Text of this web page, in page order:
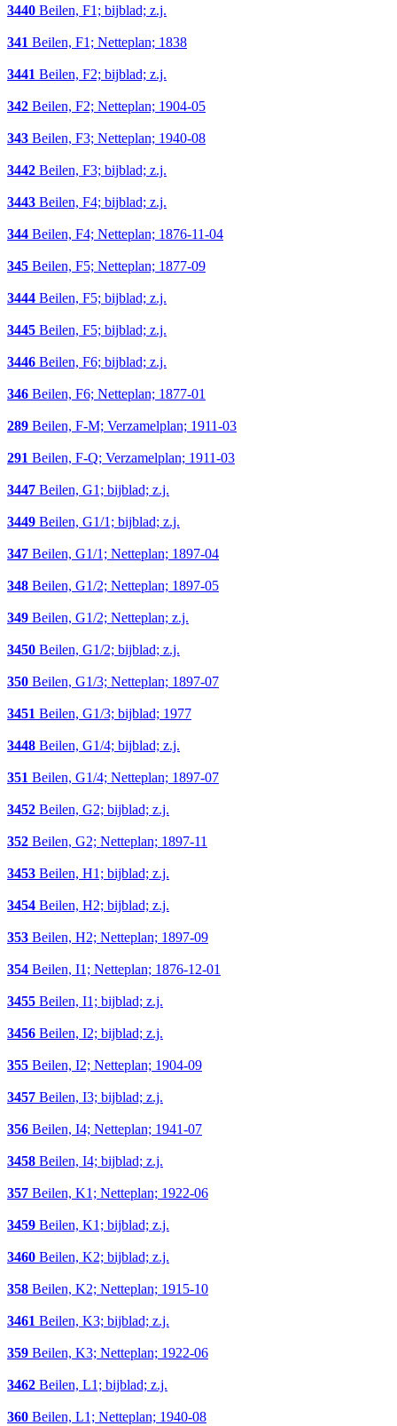
3440 Beilen, F1; bijblad; z.j.
341 Beilen, F1; Netteplan; 1838
3441 Beilen, F2; bijblad; z.j.
342 Beilen, F2; Netteplan; 1904-05
343 Beilen, F3; Netteplan; 1940-08
3442 Beilen, F3; bijblad; z.j.
3443 Beilen, F4; bijblad; z.j.
344 Beilen, F4; Netteplan; 1876-11-04
345 Beilen, F5; Netteplan; 1877-09
3444 Beilen, F5; bijblad; z.j.
3445 Beilen, F5; bijblad; z.j.
3446 Beilen, F6; bijblad; z.j.
346 Beilen, F6; Netteplan; 1877-01
289 Beilen, F-M; Verzamelplan; 1911-03
291 Beilen, F-Q; Verzamelplan; 1911-03
3447 Beilen, G1; bijblad; z.j.
3449 Beilen, G1/1; bijblad; z.j.
347 Beilen, G1/1; Netteplan; 1897-04
348 Beilen, G1/2; Netteplan; 1897-05
349 Beilen, G1/2; Netteplan; z.j.
3450 Beilen, G1/2; bijblad; z.j.
350 Beilen, G1/3; Netteplan; 1897-07
3451 Beilen, G1/3; bijblad; 1977
3448 Beilen, G1/4; bijblad; z.j.
351 Beilen, G1/4; Netteplan; 1897-07
3452 Beilen, G2; bijblad; z.j.
352 Beilen, G2; Netteplan; 1897-11
3453 Beilen, H1; bijblad; z.j.
3454 Beilen, H2; bijblad; z.j.
353 Beilen, H2; Netteplan; 1897-09
354 Beilen, I1; Netteplan; 1876-12-01
3455 Beilen, I1; bijblad; z.j.
3456 Beilen, I2; bijblad; z.j.
355 Beilen, I2; Netteplan; 1904-09
3457 Beilen, I3; bijblad; z.j.
356 Beilen, I4; Netteplan; 1941-07
3458 Beilen, I4; bijblad; z.j.
357 Beilen, K1; Netteplan; 1922-06
3459 Beilen, K1; bijblad; z.j.
3460 Beilen, K2; bijblad; z.j.
358 Beilen, K2; Netteplan; 1915-10
3461 Beilen, K3; bijblad; z.j.
359 Beilen, K3; Netteplan; 1922-06
3462 Beilen, L1; bijblad; z.j.
360 Beilen, L1; Netteplan; 1940-08